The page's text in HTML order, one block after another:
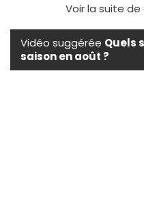
Voir la suite
Vidéo suggérée Quels
saison en août ?